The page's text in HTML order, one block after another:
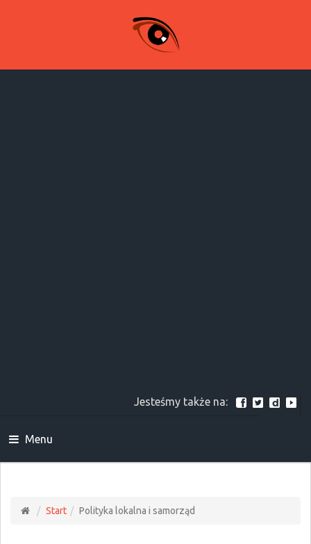
Jesteśmy także na:
Menu
Start Polityka lokalna i samorząd